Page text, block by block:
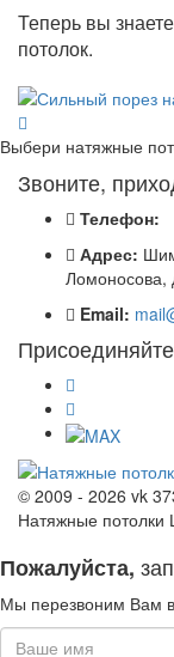
Теперь вы
потолок.
Выбери натяжные
Звоните,
Телефон:
Адрес:
Ломоносова,
Email:
© 2009 - 2026 vk
Натяжные потолки
Пожалуйста,
Мы перезвоним Вам